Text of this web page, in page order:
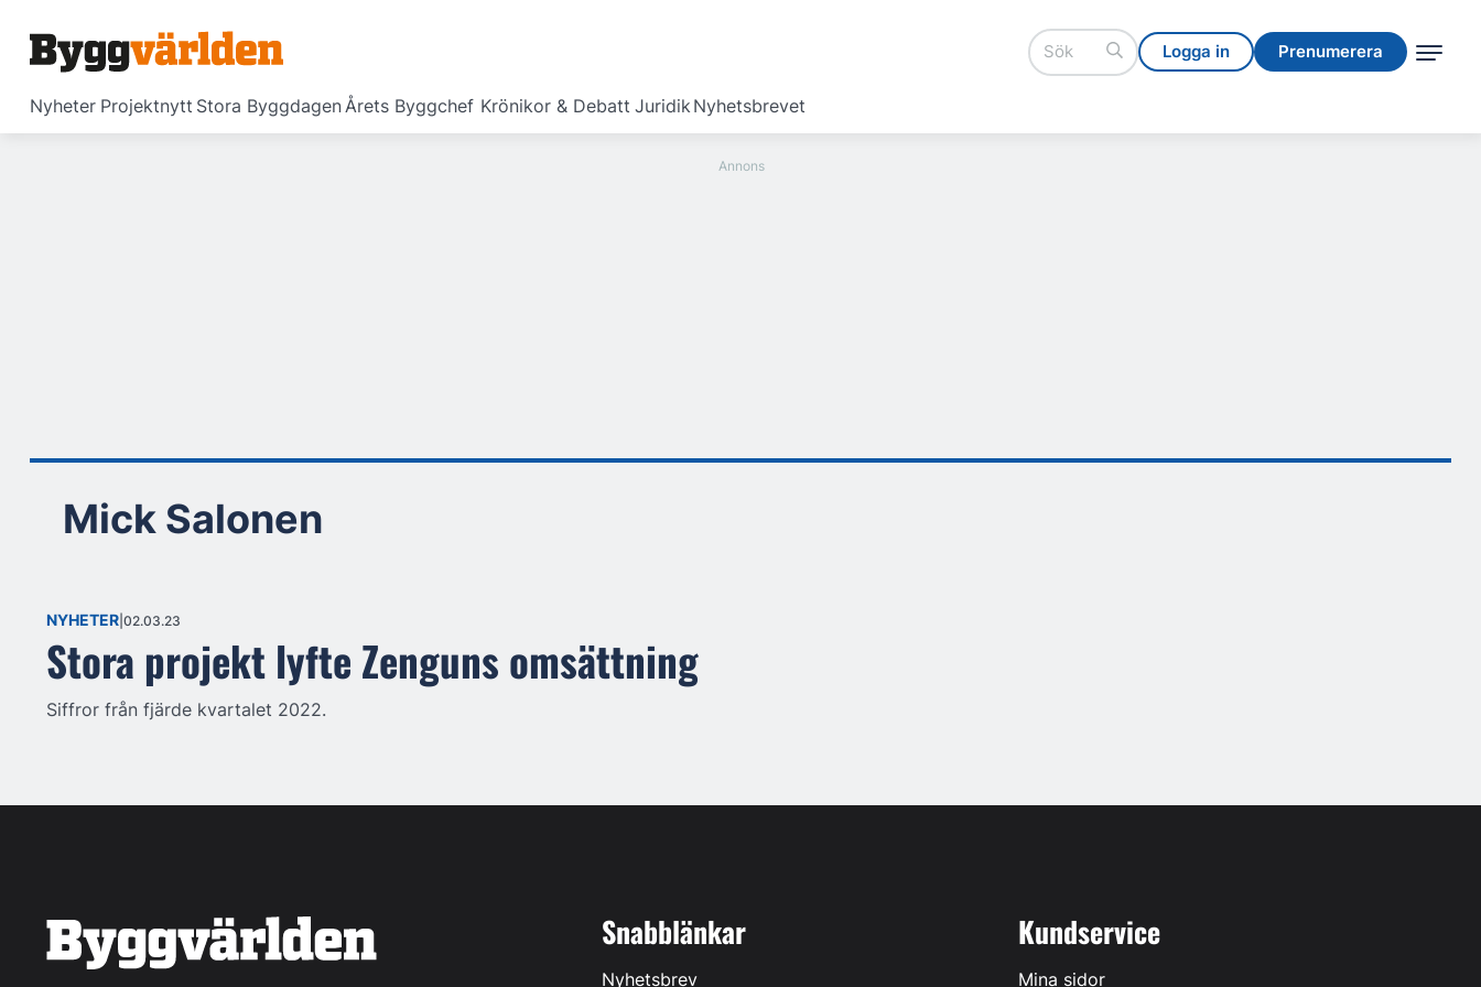
Logga in Prenumerera
Nyheter Projektnytt Stora ByggdagenÅrets Byggchef Krönikor & Debatt JuridikNyhetsbrevet
Logga in Prenumerera
Mick Salonen
NYHETER 02.03.23
Stora projekt lyfte Zenguns omsättning
Siffror från fjärde kvartalet 2022.
Snabblänkar
Nyhetsbrev
Kundservice
Mina sidor